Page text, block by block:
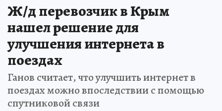
Ж/д перевозчик в Крым
нашел решение для
улучшения интернета в
поездах
Ганов считает, что улучшить интернет в
поездах можно впоследствии с помощью
спутниковой связи